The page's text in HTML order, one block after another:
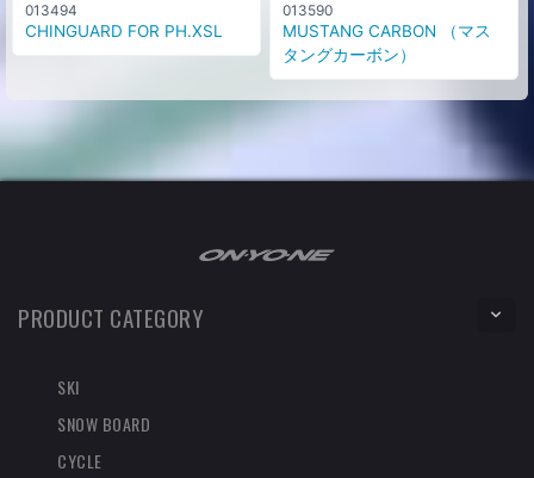
013494
CHINGUARD FOR PH.XSL
013590
MUSTANG CARBON （マス
タングカーボン）
PRODUCT CATEGORY
SKI
SNOW BOARD
CYCLE